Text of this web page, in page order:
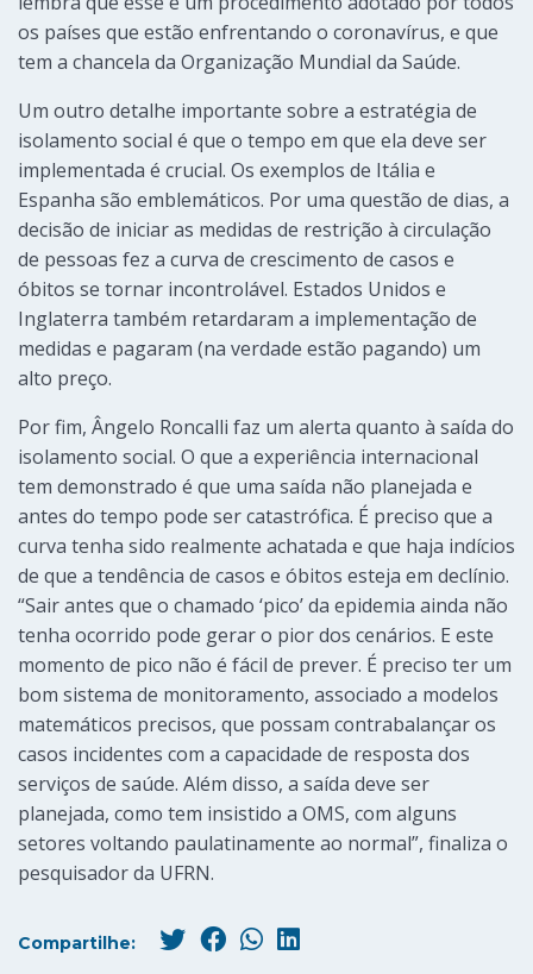
os países que estão enfrentando o coronavírus, e que
tem a chancela da Organização Mundial da Saúde.
Um outro detalhe importante sobre a estratégia de
isolamento social é que o tempo em que ela deve ser
implementada é crucial. Os exemplos de Itália e
Espanha são emblemáticos. Por uma questão de dias, a
decisão de iniciar as medidas de restrição à circulação
de pessoas fez a curva de crescimento de casos e
óbitos se tornar incontrolável. Estados Unidos e
Inglaterra também retardaram a implementação de
medidas e pagaram (na verdade estão pagando) um
alto preço.
Por fim, Ângelo Roncalli faz um alerta quanto à saída do
isolamento social. O que a experiência internacional
tem demonstrado é que uma saída não planejada e
antes do tempo pode ser catastrófica. É preciso que a
curva tenha sido realmente achatada e que haja indícios
de que a tendência de casos e óbitos esteja em declínio.
“Sair antes que o chamado ‘pico’ da epidemia ainda não
tenha ocorrido pode gerar o pior dos cenários. E este
momento de pico não é fácil de prever. É preciso ter um
bom sistema de monitoramento, associado a modelos
matemáticos precisos, que possam contrabalançar os
casos incidentes com a capacidade de resposta dos
serviços de saúde. Além disso, a saída deve ser
planejada, como tem insistido a OMS, com alguns
setores voltando paulatinamente ao normal”, finaliza o
pesquisador da UFRN.
Compartilhe: